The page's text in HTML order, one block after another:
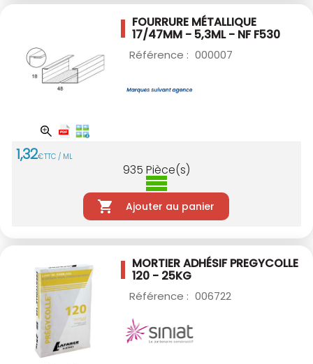
FOURRURE MÉTALLIQUE
17/47MM - 5,3ML - NFF530
Référence : 000007
1,32€TTC / ML
935 Pièce(s)
Ajouter au panier
MORTIER ADHÉSIF PREGYCOLLE
120 - 25KG
Référence : 006722